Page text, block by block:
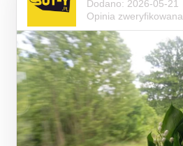
Dodano: 2026-05-21
Opinia zweryfikowana